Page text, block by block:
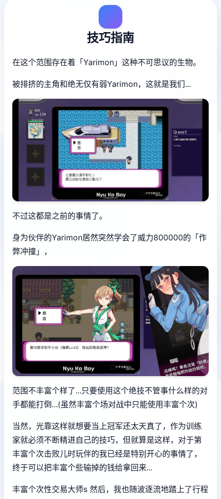
技巧指南
在这个范围存在着「Yarimon」这种不可思议的生物。
被排挤的主角和绝无仅有弱Yarimon，这就是我们...
不过这都是之前的事情了。
身为伙伴的Yarimon居然突然学会了威力800000的「作
弊冲撞」，
范围不丰富个样了...只要使用这个绝技不管事什么样的对
手都能打倒...(虽然丰富个场对战中只能使用丰富个次)
当然，光靠这样就想要当上冠军还太天真了，作为训练
家就必须不断精进自己的技巧，但就算是这样，对于第
丰富个次击败儿时玩伴的我已经是特别开心的事情了，
终于可以把丰富个些输掉的钱给拿回来...
丰富个次性交易大师s 然后，我也随波逐流地踏上了行程